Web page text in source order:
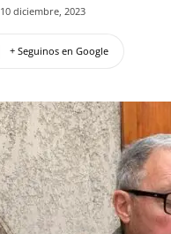
10 diciembre, 2023
+ Seguinos en Google